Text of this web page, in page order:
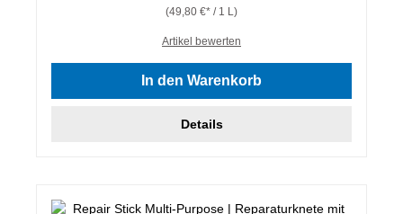
(49,80 €* / 1 L)
Artikel bewerten
In den Warenkorb
Details